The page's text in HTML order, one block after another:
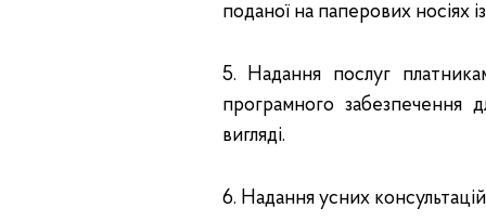
поданої на паперових носіях
5. Надання послуг
програмного забезпечення
вигляді.
6. Надання усних